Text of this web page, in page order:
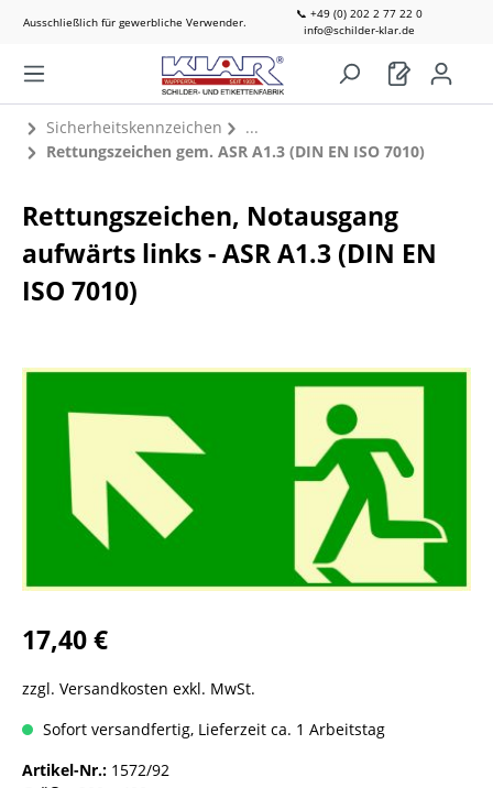
Ausschließlich für gewerbliche Verwender.
📞 +49 (0) 202 2 77 22 0
info@schilder-klar.de
Sicherheitskennzeichen
Rettungszeichen gem. ASR A1.3 (DIN EN ISO 7010)
Rettungszeichen, Notausgang
aufwärts links - ASR A1.3 (DIN EN
ISO 7010)
17,40 €
zzgl. Versandkosten exkl. MwSt.
Sofort versandfertig, Lieferzeit ca. 1 Arbeitstag
Artikel-Nr.: 1572/92